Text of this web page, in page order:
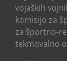
vojaških
komisijo za
za športno-
tekmovalno